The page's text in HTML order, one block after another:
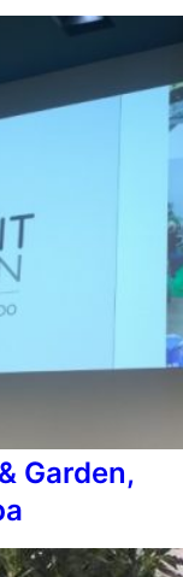
Garden,